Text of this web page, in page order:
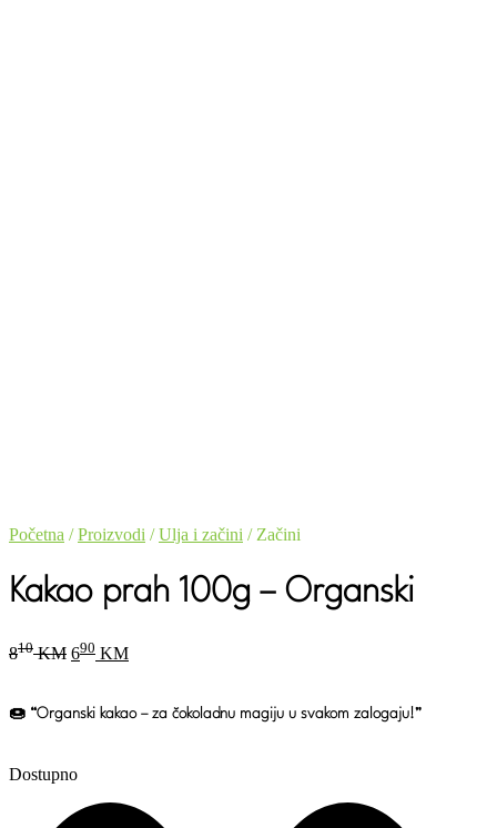
Početna /Proizvodi /Ulja i začini / Začini
Kakao prah 100g – Organski
810 KM Original
price
810 KM.
690 KMCurrent
price
690 KM.
🍩 “Organski kakao – za čokoladnu magiju u svakom zalogaju!”
Dostupno